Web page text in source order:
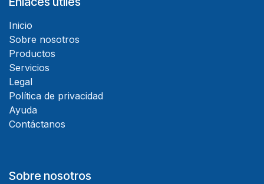
Inicio
Sobre nosotros
Productos
Servicios
Legal
Política de privacidad
Ayuda
Contáctanos
Sobre nosotros